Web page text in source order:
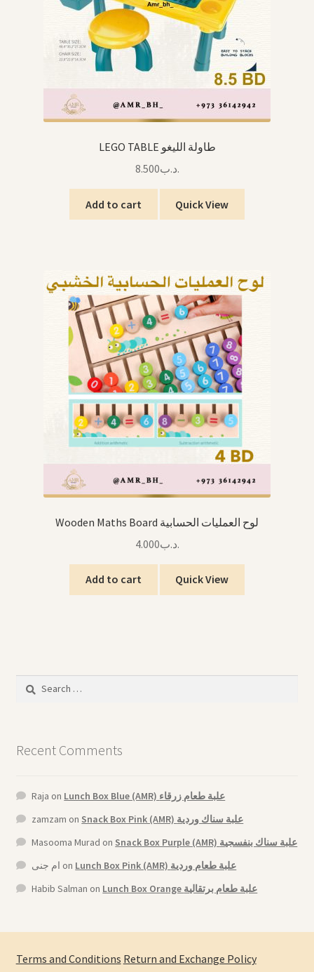
LEGO TABLE طاولة الليغو
.د.ب8.500
Add to cart Quick View
Wooden Maths Board لوح العمليات الحسابية
.د.ب4.000
Add to cart Quick View
Search
Recent Comments
Raja on
Lunch Box Blue (AMR) علبة طعام زرقاء
zamzam on
Snack Box Pink (AMR) علبة سناك وردية
Masooma Murad on
Snack Box Purple (AMR) علبة سناك بنفسجية
ام جنى on
Lunch Box Pink (AMR) علبة طعام وردية
Habib Salman on Lunch Box Orange علبة طعام برتقالية
Terms and Conditions Return and Exchange Policy